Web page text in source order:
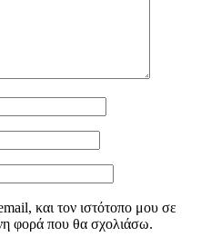
και τον ιστότοπο μου σε
φορά που θα σχολιάσω.